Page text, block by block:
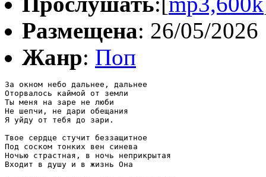
Размещена: 26/05/2026
Жанр: Поп
За окном небо дальнее, дальнее
Оторвалось каймой от земли
Ты меня на заре не люби
Не шепчи, не дари обещания
Я уйду от тебя до зари.
Твое сердце стучит беззащитное
Под соском тонких вен синева
Ночью страстная, в ночь неприкрытая
Входит в душу и в жизнь Она